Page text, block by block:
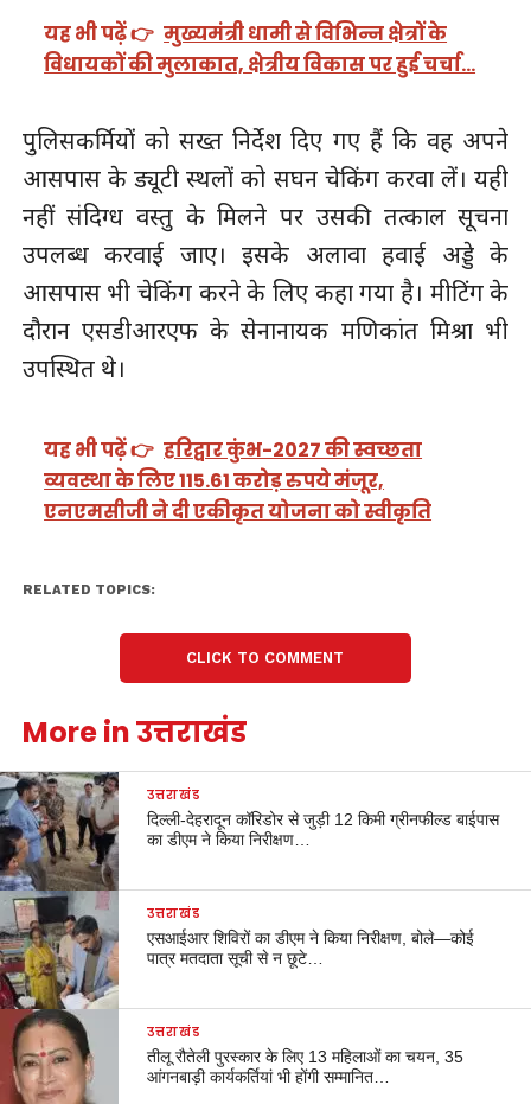
यह भी पढ़ें 👉 मुख्यमंत्री धामी से विभिन्न क्षेत्रों के
विधायकों की मुलाकात, क्षेत्रीय विकास पर हुई चर्चा…
पुलिसकर्मियों को सख्त निर्देश दिए गए हैं कि वह अपने
आसपास के ड्यूटी स्थलों को सघन चेकिंग करवा लें। यही
नहीं संदिग्ध वस्तु के मिलने पर उसकी तत्काल सूचना
उपलब्ध करवाई जाए। इसके अलावा हवाई अड्डे के
आसपास भी चेकिंग करने के लिए कहा गया है। मीटिंग के
दौरान एसडीआरएफ के सेनानायक मणिकांत मिश्रा भी
उपस्थित थे।
यह भी पढ़ें 👉 हरिद्वार कुंभ-2027 की स्वच्छता
व्यवस्था के लिए 115.61 करोड़ रुपये मंजूर,
एनएमसीजी ने दी एकीकृत योजना को स्वीकृति
RELATED TOPICS:
CLICK TO COMMENT
More in उत्तराखंड
उत्तराखंड
दिल्ली-देहरादून कॉरिडोर से जुड़ी 12 किमी ग्रीनफील्ड बाईपास
का डीएम ने किया निरीक्षण…
उत्तराखंड
एसआईआर शिविरों का डीएम ने किया निरीक्षण, बोले—कोई
पात्र मतदाता सूची से न छूटे…
उत्तराखंड
तीलू रौतेली पुरस्कार के लिए 13 महिलाओं का चयन, 35
आंगनबाड़ी कार्यकर्तियां भी होंगी सम्मानित…